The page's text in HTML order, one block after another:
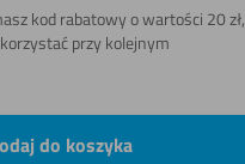
kod rabatowy o wartości 20 zł,
przy kolejnym
do koszyka